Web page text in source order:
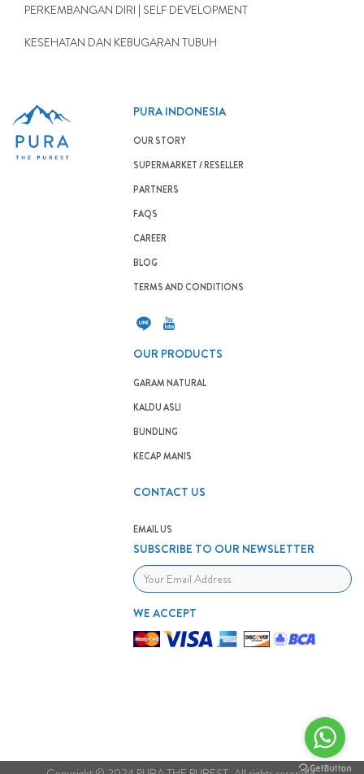
PERKEMBANGAN DIRI | SELF DEVELOPMENT
KESEHATAN DAN KEBUGARAN TUBUH
PURA INDONESIA
OUR STORY
SUPERMARKET / RESELLER
PARTNERS
FAQS
CAREER
BLOG
TERMS AND CONDITIONS
OUR PRODUCTS
GARAM NATURAL
KALDU ASLI
BUNDLING
KECAP MANIS
CONTACT US
EMAIL US
SUBSCRIBE TO OUR NEWSLETTER
WE ACCEPT